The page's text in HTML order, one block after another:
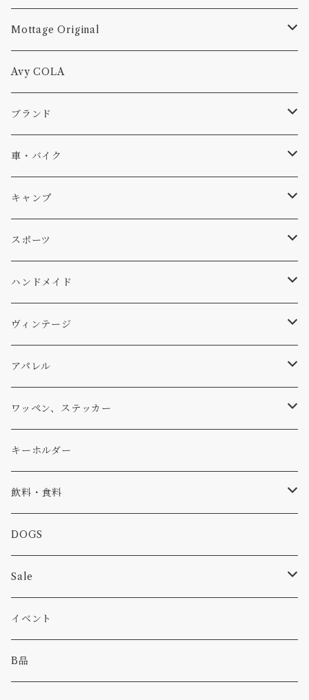
Mottage Original
Tシャツ
キャップ、ニット
ソックス
雑貨
ステッカー
バッグ
パンツ
パーカー・トレーナー
アウター
コラボ
食品
Avy COLA
ブランド
Db
サーフ
スキー
A-Frame
DOGS
WEAR
Four My Self
Ten
アメリカ軍払い下げ
...mura
車・バイク
車外
マット、シート
エアフレッシュナー
小物
ヘルメット
キャンプ
ファニチャー
キッチン
スリーピング
小物
コーヒー
焚き火
スポーツ
サーフ
スキー
ハンドメイド
ステッカー
ワッペン
小物
ヴィンテージ
ワッペン
ステッカー
小物
バイク
カー
アパレル
Tシャツ
キャップ、ニット
バッグ
小物
パンツ
パーカー・トレーナー
ワッペン、ステッカー
ワッペン
ステッカー
ピン
キーホルダー
飲料・食料
コーヒー
食べ物
DOGS
Sale
カー
キャンプ
イベント
B品